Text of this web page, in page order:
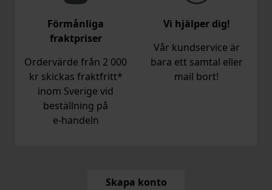
Förmånliga
fraktpriser
Ordervärde från 2 000
kr skickas fraktfritt*
inom Sverige vid
beställning på
e‑handeln
Vi hjälper dig!
Vår kundservice är
bara ett samtal eller
mail bort!
Skapa konto